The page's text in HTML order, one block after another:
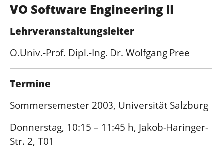
VO Software Engineering II
Lehrveranstaltungsleiter
O.Univ.-Prof. Dipl.-Ing. Dr. Wolfgang Pree
Termine
Sommersemester 2003, Universität Salzburg
Donnerstag, 10:15 – 11:45 h, Jakob-Haringer-
Str. 2, T01